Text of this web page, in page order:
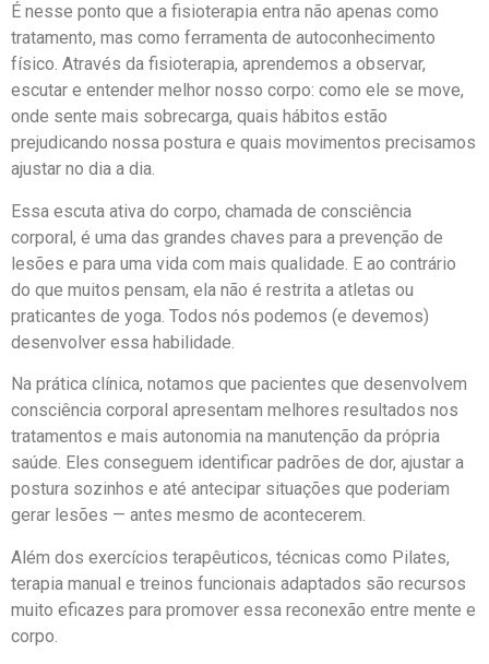
É nesse ponto que a fisioterapia entra não apenas como
tratamento, mas como ferramenta de autoconhecimento
físico. Através da fisioterapia, aprendemos a observar,
escutar e entender melhor nosso corpo: como ele se move,
onde sente mais sobrecarga, quais hábitos estão
prejudicando nossa postura e quais movimentos precisamos
ajustar no dia a dia.
Essa escuta ativa do corpo, chamada de consciência
corporal, é uma das grandes chaves para a prevenção de
lesões e para uma vida com mais qualidade. E ao contrário
do que muitos pensam, ela não é restrita a atletas ou
praticantes de yoga. Todos nós podemos (e devemos)
desenvolver essa habilidade.
Na prática clínica, notamos que pacientes que desenvolvem
consciência corporal apresentam melhores resultados nos
tratamentos e mais autonomia na manutenção da própria
saúde. Eles conseguem identificar padrões de dor, ajustar a
postura sozinhos e até antecipar situações que poderiam
gerar lesões — antes mesmo de acontecerem.
Além dos exercícios terapêuticos, técnicas como Pilates,
terapia manual e treinos funcionais adaptados são recursos
muito eficazes para promover essa reconexão entre mente e
corpo.